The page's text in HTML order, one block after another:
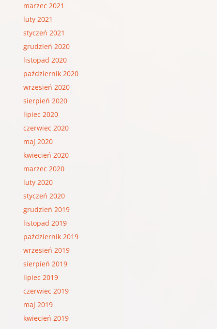
marzec 2021
luty 2021
styczeń 2021
grudzień 2020
listopad 2020
październik 2020
wrzesień 2020
sierpień 2020
lipiec 2020
czerwiec 2020
maj 2020
kwiecień 2020
marzec 2020
luty 2020
styczeń 2020
grudzień 2019
listopad 2019
październik 2019
wrzesień 2019
sierpień 2019
lipiec 2019
czerwiec 2019
maj 2019
kwiecień 2019